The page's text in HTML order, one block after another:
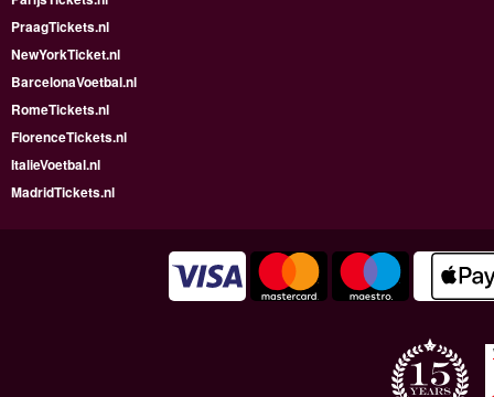
PraagTickets.nl
NewYorkTicket.nl
BarcelonaVoetbal.nl
RomeTickets.nl
FlorenceTickets.nl
ItalieVoetbal.nl
MadridTickets.nl